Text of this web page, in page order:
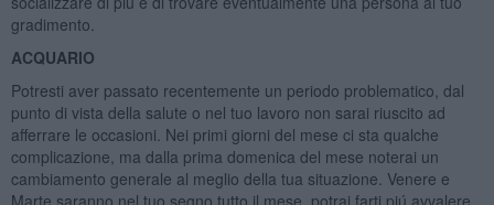
gradimento.
ACQUARIO
Potresti aver passato recentemente un periodo problematico, dal
punto di vista della salute o nel tuo lavoro non sarai riuscito ad
afferrare le occasioni. Nei primi giorni del mese ci sta qualche
complicazione, ma dalla prima domenica del mese noterai un
cambiamento generale al meglio della tua situazione. Venere e